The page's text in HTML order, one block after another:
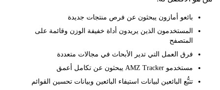
بائعو أمازون يبحثون عن فرص منتجات جديدة
المستخدمون الذين يريدون أداة خفيفة الوزن وقائمة على
فرق العمل التي تدير الأبحاث في مجالات متعددة
مستخدمو AMZ Tracker يبحثون عن تكامل أعمق
تتبُّع البائعين لبيانات استيفاء البائعين وبيانات تحسين القوائم